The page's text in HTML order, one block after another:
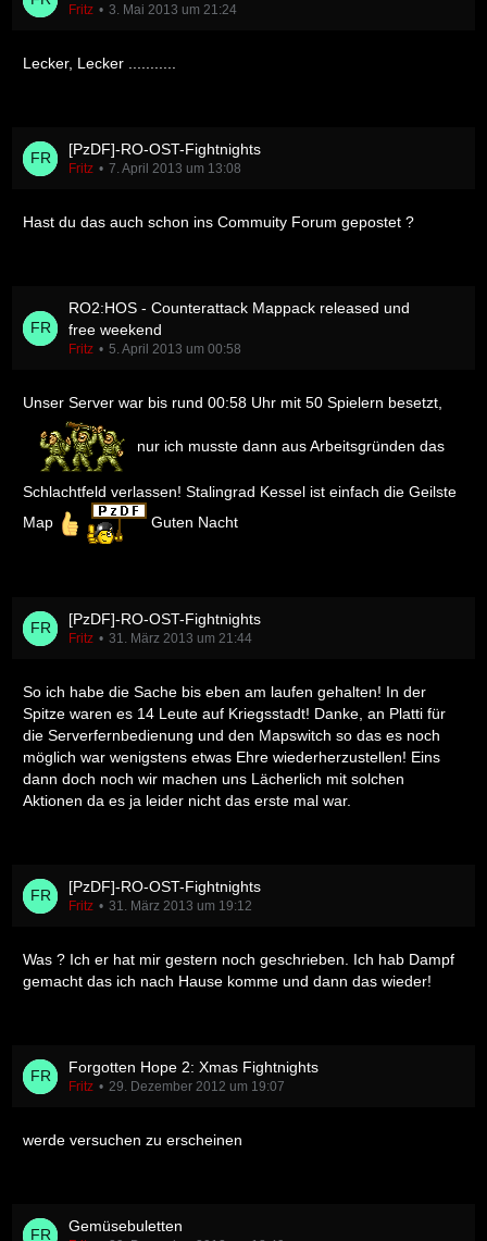
Fritz 3. Mai 2013 um 21:24
Lecker, Lecker ...........
[PzDF]-RO-OST-Fightnights
Fritz 7. April 2013 um 13:08
Hast du das auch schon ins Commuity Forum gepostet ?
RO2:HOS - Counterattack Mappack released und
free weekend
Fritz 5. April 2013 um 00:58
Unser Server war bis rund 00:58 Uhr mit 50 Spielern besetzt,
nur ich musste dann aus Arbeitsgründen das
Schlachtfeld verlassen! Stalingrad Kessel ist einfach die Geilste
Map
Guten Nacht
[PzDF]-RO-OST-Fightnights
Fritz 31. März 2013 um 21:44
So ich habe die Sache bis eben am laufen gehalten! In der
Spitze waren es 14 Leute auf Kriegsstadt! Danke, an Platti für
die Serverfernbedienung und den Mapswitch so das es noch
möglich war wenigstens etwas Ehre wiederherzustellen! Eins
dann doch noch wir machen uns Lächerlich mit solchen
Aktionen da es ja leider nicht das erste mal war.
[PzDF]-RO-OST-Fightnights
Fritz 31. März 2013 um 19:12
Was ? Ich er hat mir gestern noch geschrieben. Ich hab Dampf
gemacht das ich nach Hause komme und dann das wieder!
Forgotten Hope 2: Xmas Fightnights
Fritz 29. Dezember 2012 um 19:07
werde versuchen zu erscheinen
Gemüsebuletten